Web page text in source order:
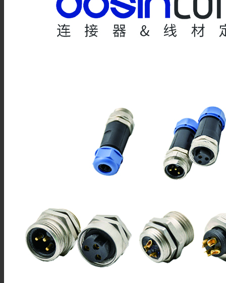
接线柱
金属信号连接器